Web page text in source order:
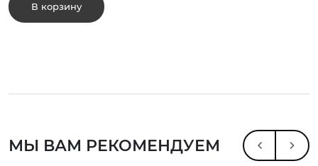
В корзину
МЫ ВАМ РЕКОМЕНДУЕМ